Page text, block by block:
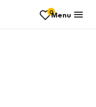
0Menu